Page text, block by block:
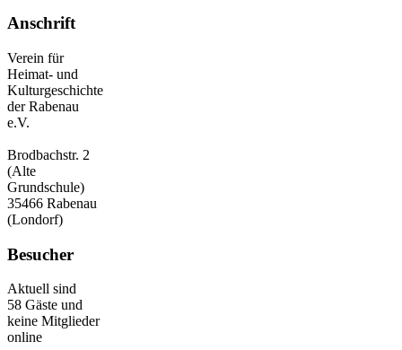
Anschrift
Verein für
Heimat- und
Kulturgeschichte
der Rabenau
e.V.
Brodbachstr. 2
(Alte
Grundschule)
35466 Rabenau
(Londorf)
Besucher
Aktuell sind
58 Gäste und
keine Mitglieder
online